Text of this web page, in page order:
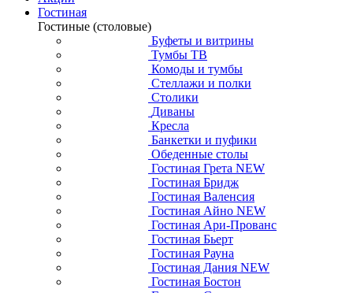
Гостиная
Гостиные (столовые)
Буфеты и витрины
Тумбы ТВ
Комоды и тумбы
Стеллажи и полки
Столики
Диваны
Кресла
Банкетки и пуфики
Обеденные столы
Гостиная Грета NEW
Гостиная Бридж
Гостиная Валенсия
Гостиная Айно NEW
Гостиная Ари-Прованс
Гостиная Бьерт
Гостиная Рауна
Гостиная Дания NEW
Гостиная Бостон